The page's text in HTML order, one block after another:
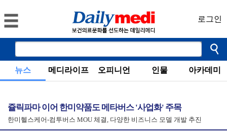
로그인
뉴스 메디라이프 오피니언 인물 아카데미
쥴릭파마 이어 한미약품도 메타버스 '사업화' 주목
한미헬스케어-컴투버스 MOU 체결, 다양한 비즈니스 모델 개발 추진